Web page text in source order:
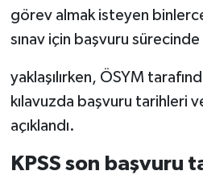
görev almak isteyen binlerce
sınav için başvuru sürecinde
yaklaşılırken, ÖSYM
kılavuzda başvuru tarihleri
açıklandı.
KPSS son başvuru
Hisarcık
Köşe Yazıları
Kültür Sanat